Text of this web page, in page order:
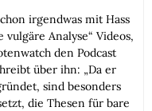
irgendwas mit Hass
Analyse“ Videos,
den Podcast
über ihn: „Da er
sind besonders
die Thesen für bare